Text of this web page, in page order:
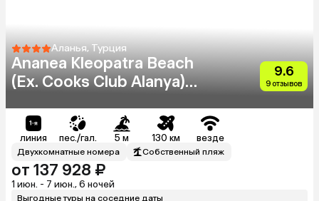
Аланья, Турция
Ananea Kleopatra Beach
(Ex. Cooks Club Alanya)
9.6
9 отзывов
линия пес./гал. 5 м 130 км везде
Двухкомнатные номера Собственный пляж
от 137 928 ₽
1 июн. - 7 июн., 6 ночей
Выгодные туры на соседние даты